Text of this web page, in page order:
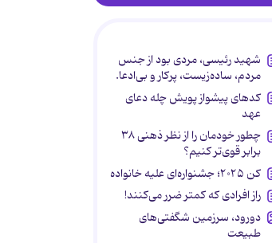
شهید رئیسی، مردی بود از جنس
مردم، ساده‌زیست، پرکار و بی‌ادعا.
کدهای پیشواز پویش چله دعای
عهد
چطور خودمان را از نظر ذهنی ۳۸
برابر قوی‌تر کنیم؟
کن ۲۰۲۵؛ جشنواره‌ای علیه خانواده
راز افرادی که کمتر ضرر می‌کنند!
دورود، سرزمین شگفتی‌های
طبیعت